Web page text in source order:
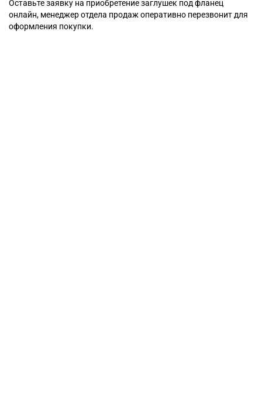
Оставьте заявку на приобретение заглушек под фланец
онлайн, менеджер отдела продаж оперативно перезвонит для
оформления покупки.